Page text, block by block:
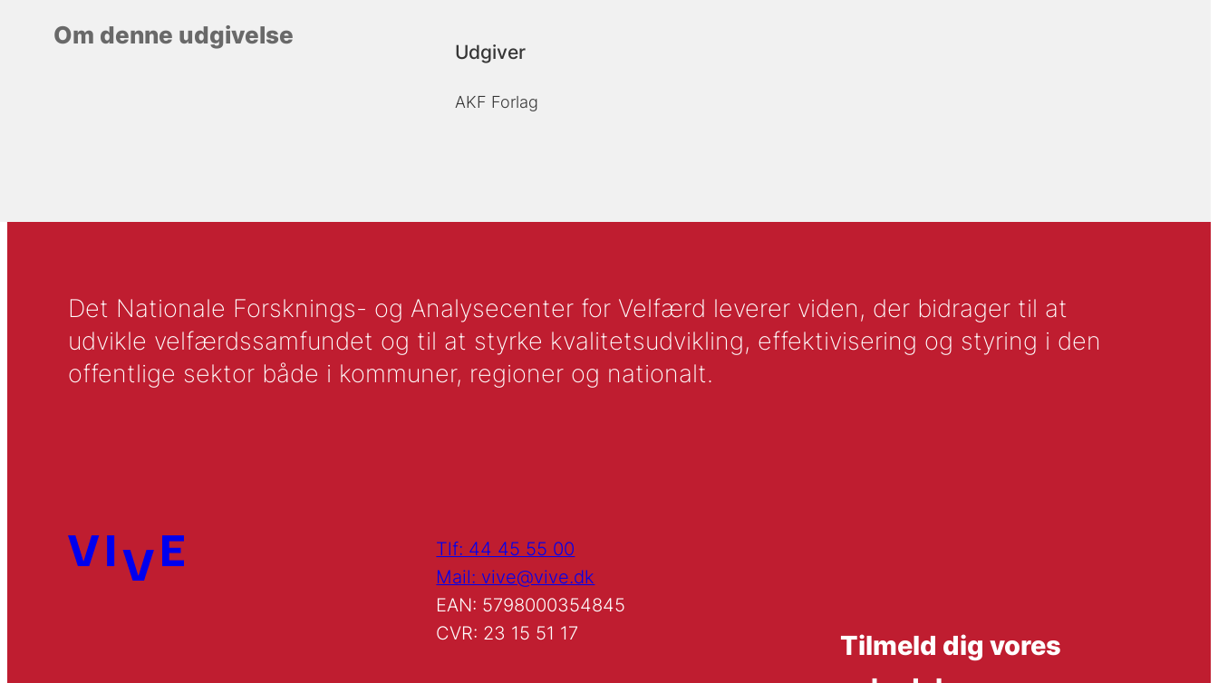
Om denne udgivelse
Udgiver
AKF Forlag
Det Nationale Forsknings- og Analysecenter for Velfærd leverer viden, der bidrager til at
udvikle velfærdssamfundet og til at styrke kvalitetsudvikling, effektivisering og styring i den
offentlige sektor både i kommuner, regioner og nationalt.
Tlf: 44 45 55 00
Mail: vive@vive.dk
EAN: 5798000354845
CVR: 23 15 51 17
Tilmeld dig vores